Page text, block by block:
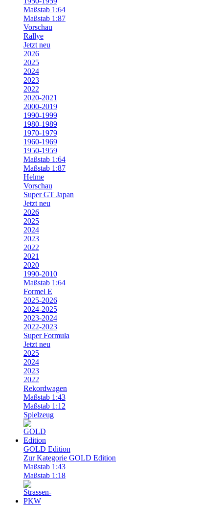
Maßstab 1:64
Maßstab 1:87
Vorschau
Rallye
Jetzt neu
2026
2025
2024
2023
2022
2020-2021
2000-2019
1990-1999
1980-1989
1970-1979
1960-1969
1950-1959
Maßstab 1:64
Maßstab 1:87
Helme
Vorschau
Super GT Japan
Jetzt neu
2026
2025
2024
2023
2022
2021
2020
1990-2010
Maßstab 1:64
Formel E
2025-2026
2024-2025
2023-2024
2022-2023
Super Formula
Jetzt neu
2025
2024
2023
2022
Rekordwagen
Maßstab 1:43
Maßstab 1:12
Spielzeug
GOLD Edition
Zur Kategorie GOLD Edition
Maßstab 1:43
Maßstab 1:18